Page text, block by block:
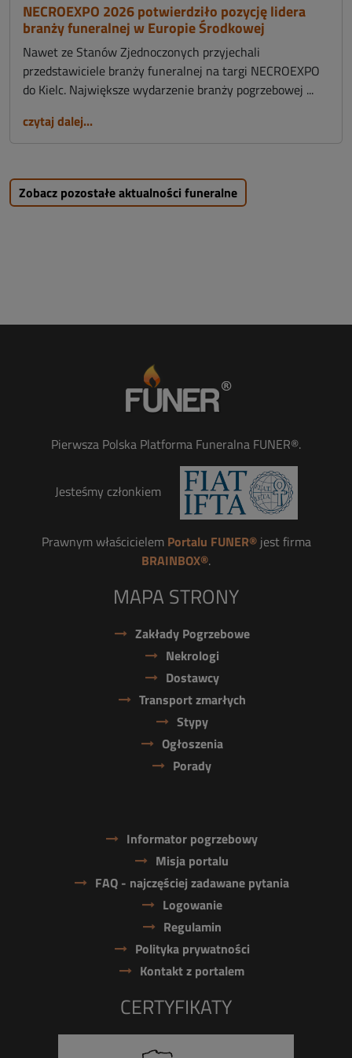
NECROEXPO 2026 potwierdziło pozycję lidera
branży funeralnej w Europie Środkowej
Nawet ze Stanów Zjednoczonych przyjechali
przedstawiciele branży funeralnej na targi NECROEXPO
do Kielc. Największe wydarzenie branży pogrzebowej ...
czytaj dalej...
Zobacz pozostałe aktualności funeralne
Pierwsza Polska Platforma Funeralna FUNER®.
Jesteśmy członkiem
Prawnym właścicielem Portalu FUNER®jest firma
BRAINBOX®.
MAPA STRONY
Zakłady Pogrzebowe
Nekrologi
Dostawcy
Transport zmarłych
Stypy
Ogłoszenia
Porady
Informator pogrzebowy
Misja portalu
FAQ - najczęściej zadawane pytania
Logowanie
Regulamin
Polityka prywatności
Kontakt z portalem
CERTYFIKATY